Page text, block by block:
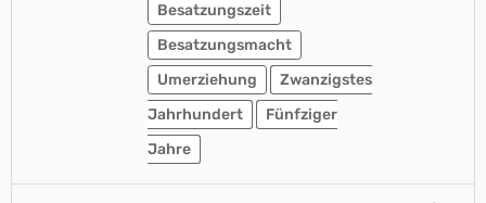
Besatzungszeit
Besatzungsmacht
Umerziehung
Zwanzigstes
Jahrhundert
Fünfziger
Jahre